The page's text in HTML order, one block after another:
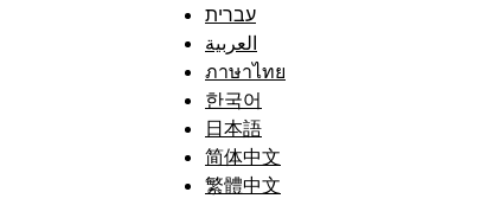
עברית
العربية
ภาษาไทย
한국어
日本語
简体中文
繁體中文